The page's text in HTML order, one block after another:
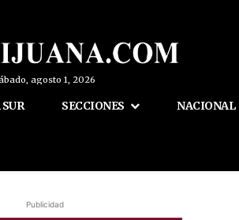
agosto 1, 2026
SECCIONES NACIONAL
Publicidad